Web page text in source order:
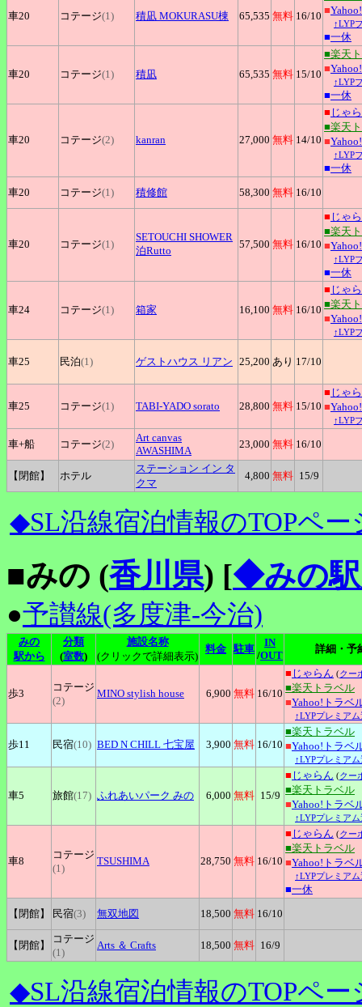
車20 コテージ(1) 積凪 MOKURASU棟 65,535 無料 16/10 ■
↑LYP
■一休
車20 コテージ(1) 積凪 65,535 無料 15/10
■楽天
■
↑LYP
■一休
車20 コテージ(2) kanran 27,000 無料 14/10
■ じゃ
■楽天
■
↑LYP
■一休
車20
コテージ(1) 積修館 58,300 無料 16/10
車20 コテージ(1)
SETOUCHI SHOWER
泊Rutto
57,500 無料 16/10
■ じゃ
■楽天
■
↑LYP
■一休
車24 コテージ(1) 箱家 16,100 無料 16/10
■ じゃ
■楽天
■
↑LYP
車25 民泊(1) ゲストハウス リアン 25,200 あり 17/10
車25 コテージ(1) TABI-YADO sorato 28,800 無料 15/10
■ じゃ
■
↑LYP
車+船 コテージ(2)
Art canvas
AWASHIMA
23,000 無料 16/10
【閉館】 ホテル
ステーション イン タ
クマ
4,800 無料 15/9
◆SL沿線宿泊情報のTOPペー
■みの (香川県) [◆みの駅
●予讃線(多度津-今治)
みの
駅から
分類
(室数)
施設名称
(クリックで詳細表示)
料金 駐車
IN
/OUT
詳細・予
歩3
コテージ
(2)
MINO stylish house 6,900 無料 16/10
■ じゃらん (クー
■楽天トラベル
■Yahoo!トラベ
↑LYPプレミア
歩11 民宿(10) BED N CHILL 七宝屋 3,900 無料 16/10
■楽天トラベル
■Yahoo!トラベ
↑LYPプレミア
車5 旅館(17) ふれあいパーク みの 6,000 無料 15/9
■ じゃらん (クー
■楽天トラベル
■Yahoo!トラベ
↑LYPプレミア
車8
コテージ
(1)
TSUSHIMA 28,750 無料 16/10
■ じゃらん (クー
■楽天トラベル
■Yahoo!トラベ
↑LYPプレミア
■一休
【閉館】
民宿(3) 無双地図 18,500 無料 16/10
【閉館】
コテージ
(1)
Arts ＆ Crafts 18,500 無料 16/9
◆SL沿線宿泊情報のTOPペー